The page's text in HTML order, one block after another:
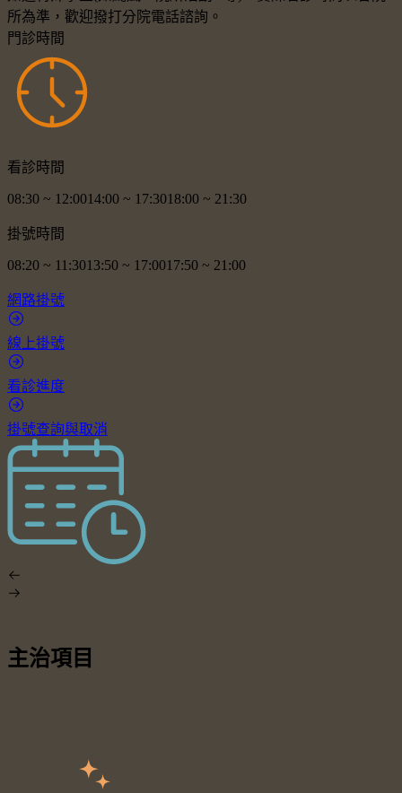
所為準，歡迎撥打分院電話諮詢。
門診時間
看診時間
08:30 ~ 12:0014:00 ~ 17:3018:00 ~ 21:30
掛號時間
08:20 ~ 11:3013:50 ~ 17:0017:50 ~ 21:00
網路掛號
線上掛號
看診進度
掛號查詢與取消
主治項目